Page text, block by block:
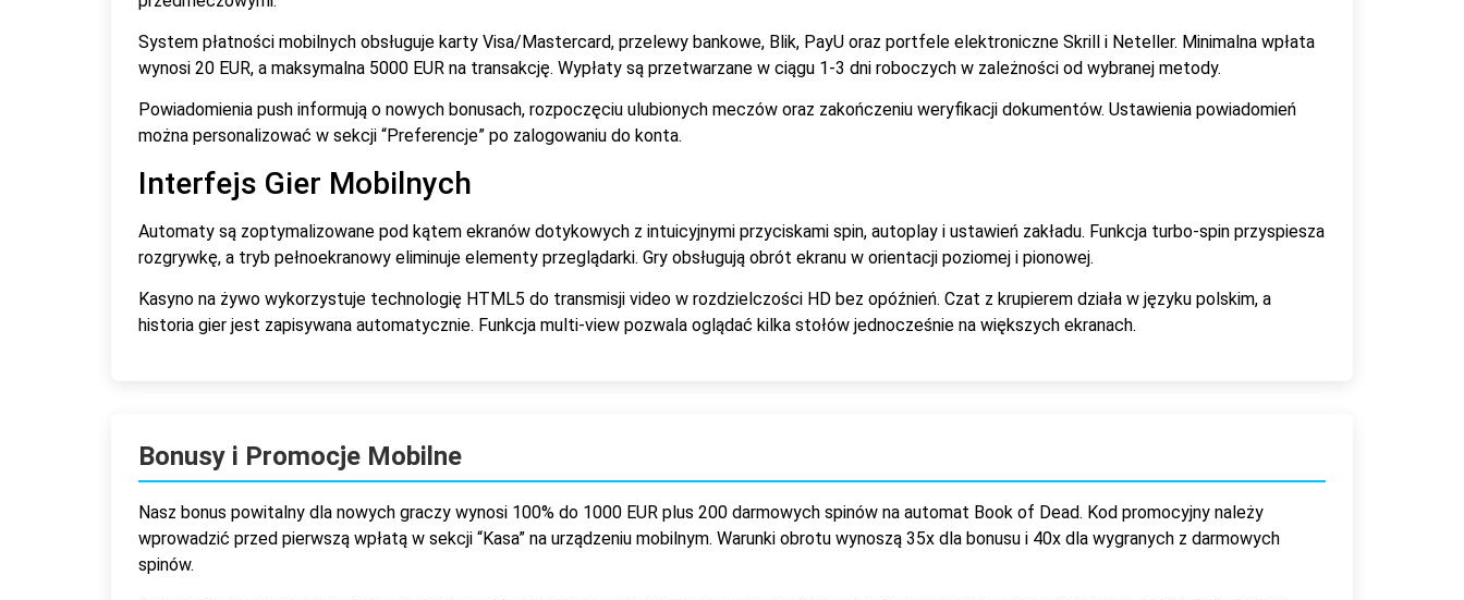
System płatności mobilnych obsługuje karty Visa/Mastercard, przelewy bankowe, Blik, PayU oraz portfele elektroniczne Skrill i Neteller. Minimalna wpłata
wynosi 20 EUR, a maksymalna 5000 EUR na transakcję. Wypłaty są przetwarzane w ciągu 1-3 dni roboczych w zależności od wybranej metody.
Powiadomienia push informują o nowych bonusach, rozpoczęciu ulubionych meczów oraz zakończeniu weryfikacji dokumentów. Ustawienia powiadomień
można personalizować w sekcji “Preferencje” po zalogowaniu do konta.
Interfejs Gier Mobilnych
Automaty są zoptymalizowane pod kątem ekranów dotykowych z intuicyjnymi przyciskami spin, autoplay i ustawień zakładu. Funkcja turbo-spin przyspiesza
rozgrywkę, a tryb pełnoekranowy eliminuje elementy przeglądarki. Gry obsługują obrót ekranu w orientacji poziomej i pionowej.
Kasyno na żywo wykorzystuje technologię HTML5 do transmisji video w rozdzielczości HD bez opóźnień. Czat z krupierem działa w języku polskim, a
historia gier jest zapisywana automatycznie. Funkcja multi-view pozwala oglądać kilka stołów jednocześnie na większych ekranach.
Bonusy i Promocje Mobilne
Nasz bonus powitalny dla nowych graczy wynosi 100% do 1000 EUR plus 200 darmowych spinów na automat Book of Dead. Kod promocyjny należy
wprowadzić przed pierwszą wpłatą w sekcji “Kasa” na urządzeniu mobilnym. Warunki obrotu wynoszą 35x dla bonusu i 40x dla wygranych z darmowych
spinów.